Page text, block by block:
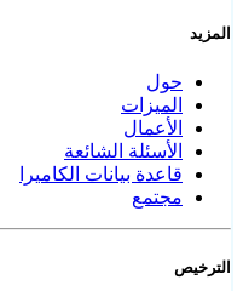
المزيد
حول
الميزات
الأعمال
الأسئلة الشائعة
قاعدة بيانات الكاميرا
مجتمع
الترخيص